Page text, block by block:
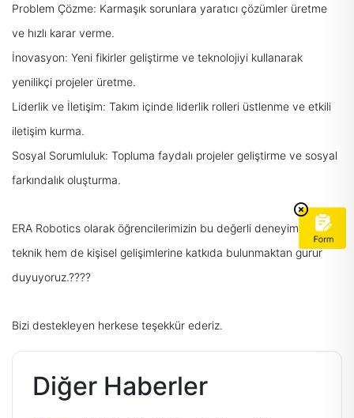
Problem Çözme: Karmaşık sorunlara yaratıcı çözümler üretme
ve hızlı karar verme.
İnovasyon: Yeni fikirler geliştirme ve teknolojiyi kullanarak
yenilikçi projeler üretme.
Liderlik ve İletişim: Takım içinde liderlik rolleri üstlenme ve etkili
iletişim kurma.
Sosyal Sorumluluk: Topluma faydalı projeler geliştirme ve sosyal
farkındalık oluşturma.
ERA Robotics olarak öğrencilerimizin bu değerli deneyimle hem
teknik hem de kişisel gelişimlerine katkıda bulunmaktan gurur
duyuyoruz.????
Bizi destekleyen herkese teşekkür ederiz.
Diğer Haberler